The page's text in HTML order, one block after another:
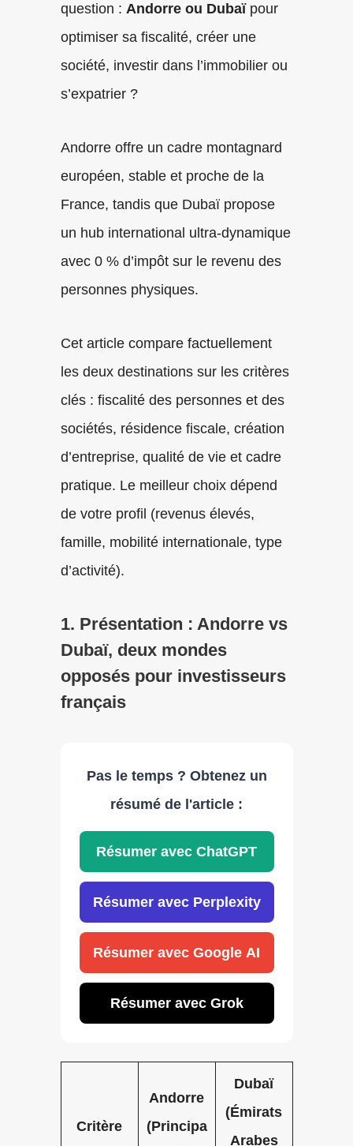
question : Andorre ou Dubaïpour
optimiser sa fiscalité, créer une
société, investir dans l’immobilier ou
s’expatrier ?
Andorre offre un cadre montagnard
européen, stable et proche de la
France, tandis que Dubaï propose
un hub international ultra-dynamique
avec 0 % d’impôt sur le revenu des
personnes physiques.
Cet article compare factuellement
les deux destinations sur les critères
clés : fiscalité des personnes et des
sociétés, résidence fiscale, création
d’entreprise, qualité de vie et cadre
pratique. Le meilleur choix dépend
de votre profil (revenus élevés,
famille, mobilité internationale, type
d’activité).
1. Présentation : Andorre vs
Dubaï, deux mondes
opposés pour investisseurs
français
Pas le temps ? Obtenez un
résumé de l'article :
Résumer avec ChatGPT
Résumer avec Perplexity
Résumer avec Google AI
Résumer avec Grok
Critère
Andorre
(Principa
Dubaï
(Émirats
Arabes